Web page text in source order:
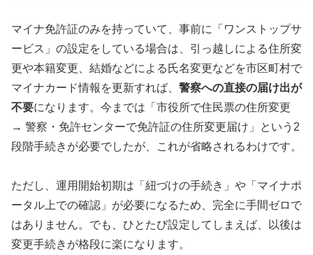
マイナ免許証のみを持っていて、事前に「ワンストップサ
ービス」の設定をしている場合は、引っ越しによる住所変
更や本籍変更、結婚などによる氏名変更などを市区町村で
マイナカード情報を更新すれば、 警察への直接の届け出が
不要になります。今までは「市役所で住民票の住所変更
→ 警察・免許センターで免許証の住所変更届け」という2
段階手続きが必要でしたが、これが省略されるわけです。
ただし、運用開始初期は「紐づけの手続き」や「マイナポ
ータル上での確認」が必要になるため、完全に手間ゼロで
はありません。でも、ひとたび設定してしまえば、以後は
変更手続きが格段に楽になります。